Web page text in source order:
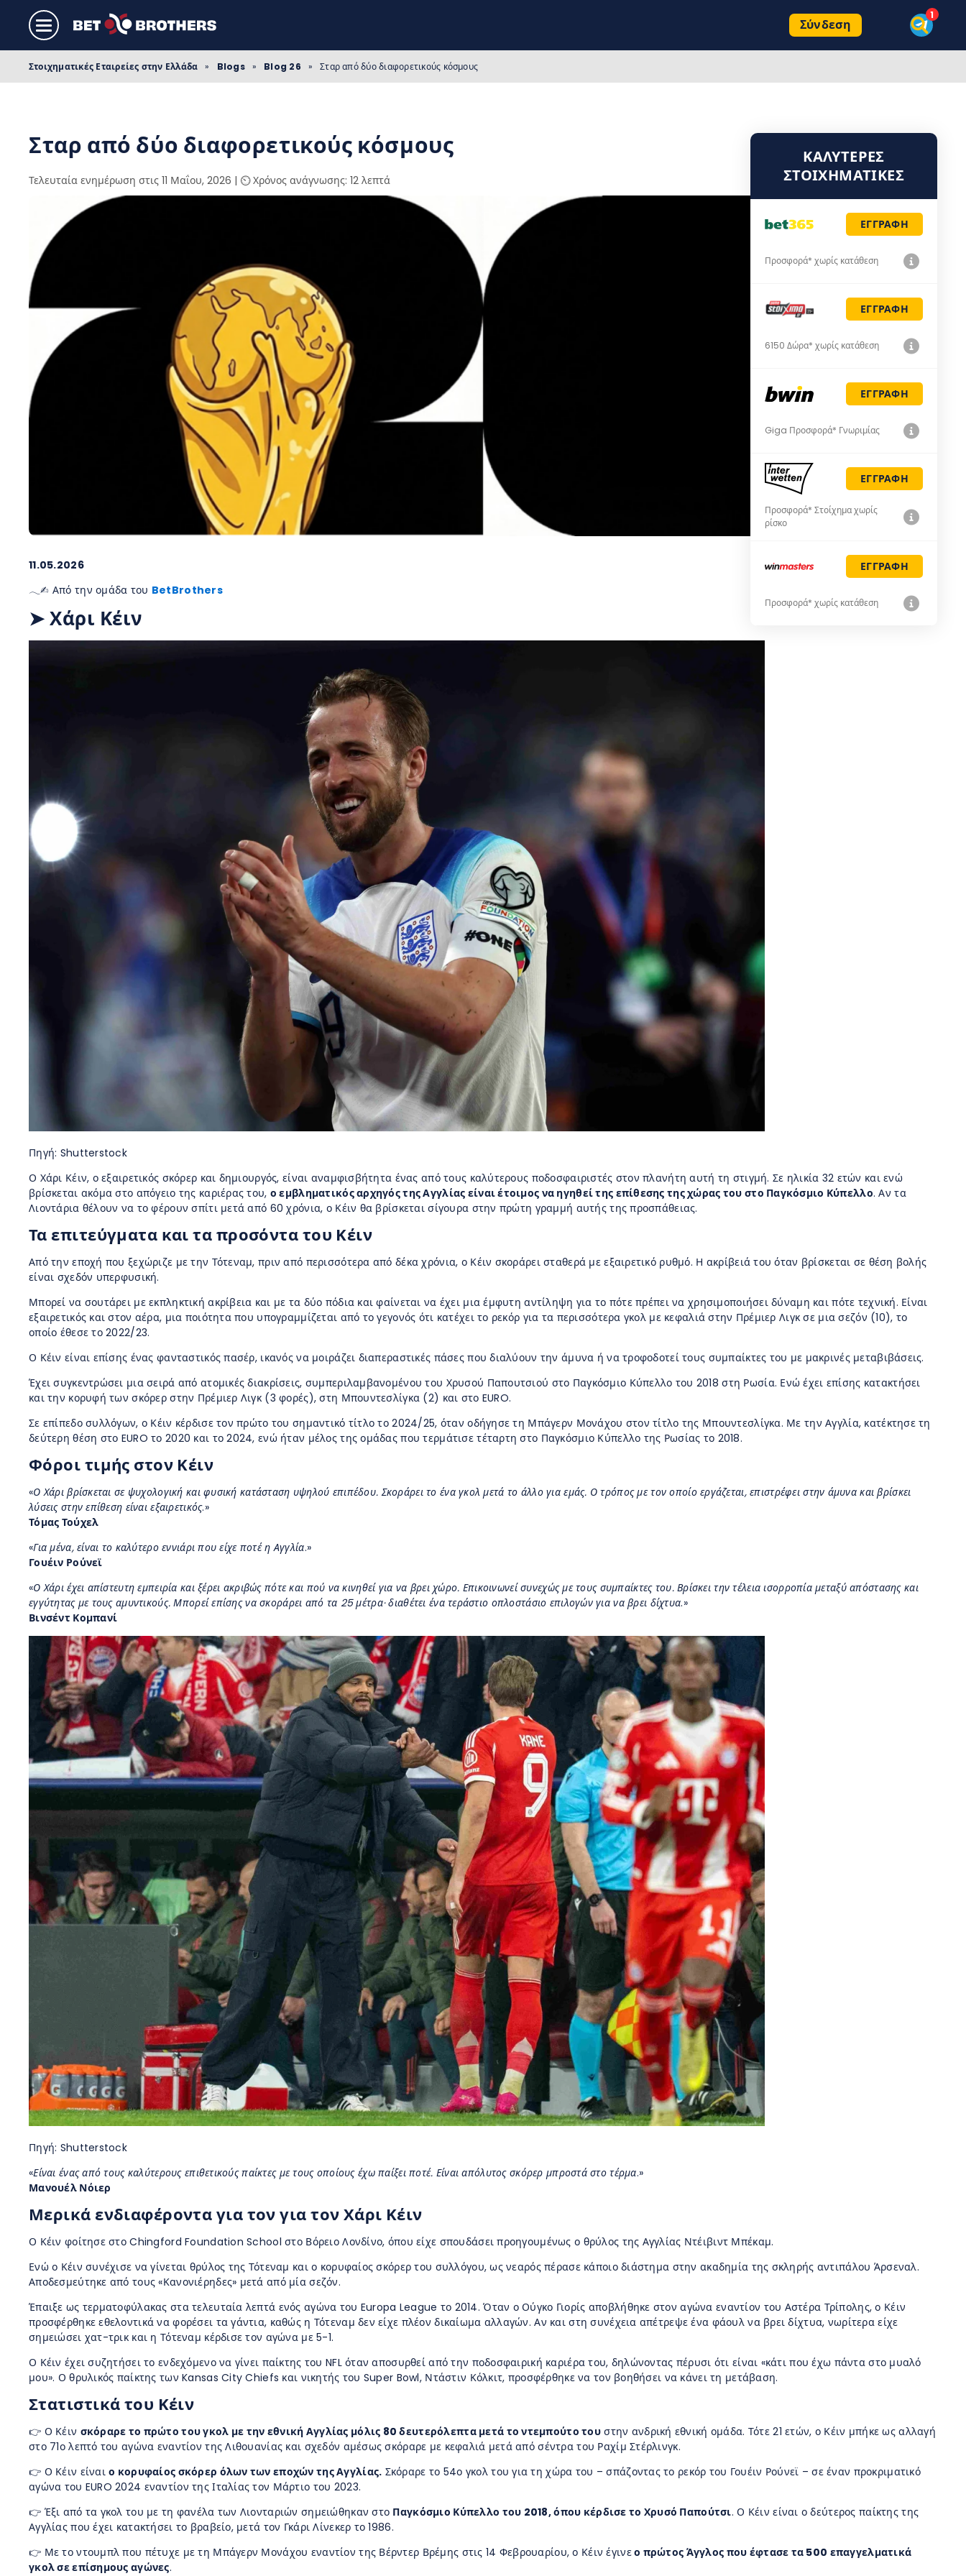
Σύνδεση
Στοιχηματικές Εταιρείες στην Ελλάδα » Blogs » Blog 26 » Σταρ από δύο διαφορετικούς κόσμους
Σταρ από δύο διαφορετικούς κόσμους
Τελευταία ενημέρωση στις 11 Μαΐου, 2026 | ⏲️ Χρόνος ανάγνωσης: 12 λεπτά
11.05.2026
𓂃✍︎ Από την ομάδα του BetBrothers
➤ Χάρι Κέιν
Πηγή: Shutterstock
Ο Χάρι Κέιν, ο εξαιρετικός σκόρερ και δημιουργός, είναι αναμφισβήτητα ένας από τους καλύτερους ποδοσφαιριστές στον πλανήτη αυτή τη στιγμή. Σε ηλικία 32 ετών και ενώ
βρίσκεται ακόμα στο απόγειο της καριέρας του, ο εμβληματικός αρχηγός της Αγγλίας είναι έτοιμος να ηγηθεί της επίθεσης της χώρας του στο Παγκόσμιο Κύπελλο. Αν τα
Λιοντάρια θέλουν να το φέρουν σπίτι μετά από 60 χρόνια, ο Κέιν θα βρίσκεται σίγουρα στην πρώτη γραμμή αυτής της προσπάθειας.
Τα επιτεύγματα και τα προσόντα του Κέιν
Από την εποχή που ξεχώριζε με την Τότεναμ, πριν από περισσότερα από δέκα χρόνια, ο Κέιν σκοράρει σταθερά με εξαιρετικό ρυθμό. Η ακρίβειά του όταν βρίσκεται σε θέση βολής
είναι σχεδόν υπερφυσική.
Μπορεί να σουτάρει με εκπληκτική ακρίβεια και με τα δύο πόδια και φαίνεται να έχει μια έμφυτη αντίληψη για το πότε πρέπει να χρησιμοποιήσει δύναμη και πότε τεχνική. Είναι
εξαιρετικός και στον αέρα, μια ποιότητα που υπογραμμίζεται από το γεγονός ότι κατέχει το ρεκόρ για τα περισσότερα γκολ με κεφαλιά στην Πρέμιερ Λιγκ σε μια σεζόν (10), το
οποίο έθεσε το 2022/23.
Ο Κέιν είναι επίσης ένας φανταστικός πασέρ, ικανός να μοιράζει διαπεραστικές πάσες που διαλύουν την άμυνα ή να τροφοδοτεί τους συμπαίκτες του με μακρινές μεταβιβάσεις.
Έχει συγκεντρώσει μια σειρά από ατομικές διακρίσεις, συμπεριλαμβανομένου του Χρυσού Παπουτσιού στο Παγκόσμιο Κύπελλο του 2018 στη Ρωσία. Ενώ έχει επίσης κατακτήσει
και την κορυφή των σκόρερ στην Πρέμιερ Λιγκ (3 φορές), στη Μπουντεσλίγκα (2) και στο EURO.
Σε επίπεδο συλλόγων, ο Κέιν κέρδισε τον πρώτο του σημαντικό τίτλο το 2024/25, όταν οδήγησε τη Μπάγερν Μονάχου στον τίτλο της Μπουντεσλίγκα. Με την Αγγλία, κατέκτησε τη
δεύτερη θέση στο EURO το 2020 και το 2024, ενώ ήταν μέλος της ομάδας που τερμάτισε τέταρτη στο Παγκόσμιο Κύπελλο της Ρωσίας το 2018.
Φόροι τιμής στον Κέιν
«Ο Χάρι βρίσκεται σε ψυχολογική και φυσική κατάσταση υψηλού επιπέδου. Σκοράρει το ένα γκολ μετά το άλλο για εμάς. Ο τρόπος με τον οποίο εργάζεται, επιστρέφει στην άμυνα και βρίσκει
λύσεις στην επίθεση είναι εξαιρετικός.»
Τόμας Τούχελ
«Για μένα, είναι το καλύτερο εννιάρι που είχε ποτέ η Αγγλία.»
Γουέιν Ρούνεϊ
«Ο Χάρι έχει απίστευτη εμπειρία και ξέρει ακριβώς πότε και πού να κινηθεί για να βρει χώρο. Επικοινωνεί συνεχώς με τους συμπαίκτες του. Βρίσκει την τέλεια ισορροπία μεταξύ απόστασης και
εγγύτητας με τους αμυντικούς. Μπορεί επίσης να σκοράρει από τα 25 μέτρα· διαθέτει ένα τεράστιο οπλοστάσιο επιλογών για να βρει δίχτυα.»
Βινσέντ Κομπανί
Πηγή: Shutterstock
«Είναι ένας από τους καλύτερους επιθετικούς παίκτες με τους οποίους έχω παίξει ποτέ. Είναι απόλυτος σκόρερ μπροστά στο τέρμα.»
Μανουέλ Νόιερ
Μερικά ενδιαφέροντα για τον για τον Χάρι Κέιν
Ο Κέιν φοίτησε στο Chingford Foundation School στο Βόρειο Λονδίνο, όπου είχε σπουδάσει προηγουμένως ο θρύλος της Αγγλίας Ντέιβιντ Μπέκαμ.
Ενώ ο Κέιν συνέχισε να γίνεται θρύλος της Τότεναμ και ο κορυφαίος σκόρερ του συλλόγου, ως νεαρός πέρασε κάποιο διάστημα στην ακαδημία της σκληρής αντιπάλου Άρσεναλ.
Αποδεσμεύτηκε από τους «Κανονιέρηδες» μετά από μία σεζόν.
Έπαιξε ως τερματοφύλακας στα τελευταία λεπτά ενός αγώνα του Europa League το 2014. Όταν ο Ούγκο Γιορίς αποβλήθηκε στον αγώνα εναντίον του Αστέρα Τρίπολης, ο Κέιν
προσφέρθηκε εθελοντικά να φορέσει τα γάντια, καθώς η Τότεναμ δεν είχε πλέον δικαίωμα αλλαγών. Αν και στη συνέχεια απέτρεψε ένα φάουλ να βρει δίχτυα, νωρίτερα είχε
σημειώσει χατ-τρικ και η Τότεναμ κέρδισε τον αγώνα με 5-1.
Ο Κέιν έχει συζητήσει το ενδεχόμενο να γίνει παίκτης του NFL όταν αποσυρθεί από την ποδοσφαιρική καριέρα του, δηλώνοντας πέρυσι ότι είναι «κάτι που έχω πάντα στο μυαλό
μου». Ο θρυλικός παίκτης των Kansas City Chiefs και νικητής του Super Bowl, Ντάστιν Κόλκιτ, προσφέρθηκε να τον βοηθήσει να κάνει τη μετάβαση.
Στατιστικά του Κέιν
👉 Ο Κέιν σκόραρε το πρώτο του γκολ με την εθνική Αγγλίας μόλις 80 δευτερόλεπτα μετά το ντεμπούτο του στην ανδρική εθνική ομάδα. Τότε 21 ετών, ο Κέιν μπήκε ως αλλαγή
στο 71ο λεπτό του αγώνα εναντίον της Λιθουανίας και σχεδόν αμέσως σκόραρε με κεφαλιά μετά από σέντρα του Ραχίμ Στέρλινγκ.
👉 Ο Κέιν είναιο κορυφαίος σκόρερ όλων των εποχών της Αγγλίας. Σκόραρε το 54ο γκολ του για τη χώρα του – σπάζοντας το ρεκόρ του Γουέιν Ρούνεϊ – σε έναν προκριματικό
αγώνα του EURO 2024 εναντίον της Ιταλίας τον Μάρτιο του 2023.
👉 Έξι από τα γκολ του με τη φανέλα των Λιονταριών σημειώθηκαν στο Παγκόσμιο Κύπελλο του 2018, όπου κέρδισε το Χρυσό Παπούτσι. Ο Κέιν είναι ο δεύτερος παίκτης της
Αγγλίας που έχει κατακτήσει το βραβείο, μετά τον Γκάρι Λίνεκερ το 1986.
👉 Με το ντουμπλ που πέτυχε με τη Μπάγερν Μονάχου εναντίον της Βέρντερ Βρέμης στις 14 Φεβρουαρίου, ο Κέιν έγινεο πρώτος Άγγλος που έφτασε τα 500 επαγγελματικά
γκολ σε επίσημους αγώνες.
ΚΑΛΎΤΕΡΕΣ
ΣΤΟΙΧΗΜΑΤΙΚΈΣ
ΕΓΓΡΑΦΗ
Προσφορά* χωρίς κατάθεση
ΕΓΓΡΑΦΗ
6150 Δώρα* χωρίς κατάθεση
ΕΓΓΡΑΦΗ
Giga Προσφορά* Γνωριμίας
ΕΓΓΡΑΦΗ
Προσφορά* Στοίχημα χωρίς
ρίσκο
ΕΓΓΡΑΦΗ
Προσφορά* χωρίς κατάθεση